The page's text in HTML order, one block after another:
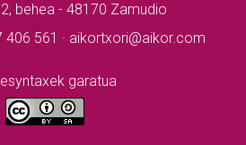
behea - 48170 Zamudio
406 561 · aikortxori@aikor.com
garatua